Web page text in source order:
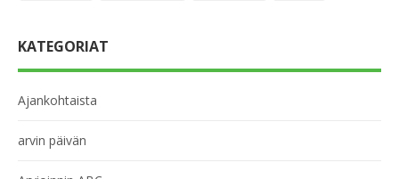
KATEGORIAT
Ajankohtaista
arvin päivän